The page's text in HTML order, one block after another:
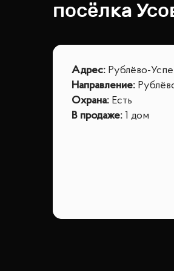
посёлка
Адрес: Рублёво-
Направление:
Охрана: Есть
В продаже: 1 дом